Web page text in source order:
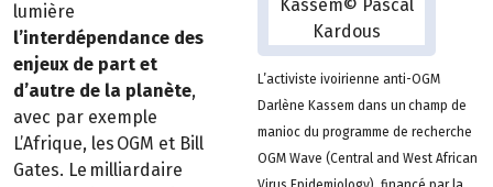
lumière
l’interdépendance des
enjeux de part et
d’autre de la planète,
avec par exemple
L’Afrique, les OGM et Bill
Gates. Le milliardaire
L’activiste ivoirienne anti-OGM
Darlène Kassem dans un champ de
manioc du programme de recherche
OGM Wave (Central and West African